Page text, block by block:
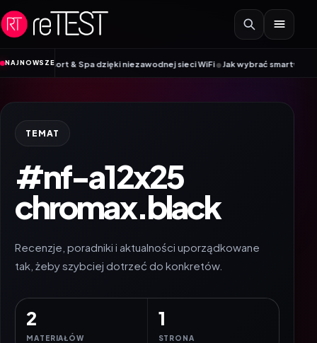
Przejdź do treści
NAJNOWSZE
& Spa dzięki niezawodnej sieci WiFi•Jak wybrać smartwatch w 2026
TEMAT
#nf-a12x25
chromax.black
Recenzje, poradniki i aktualności uporządkowane
tak, żeby szybciej dotrzeć do konkretów.
2
MATERIAŁÓW
1
STRONA